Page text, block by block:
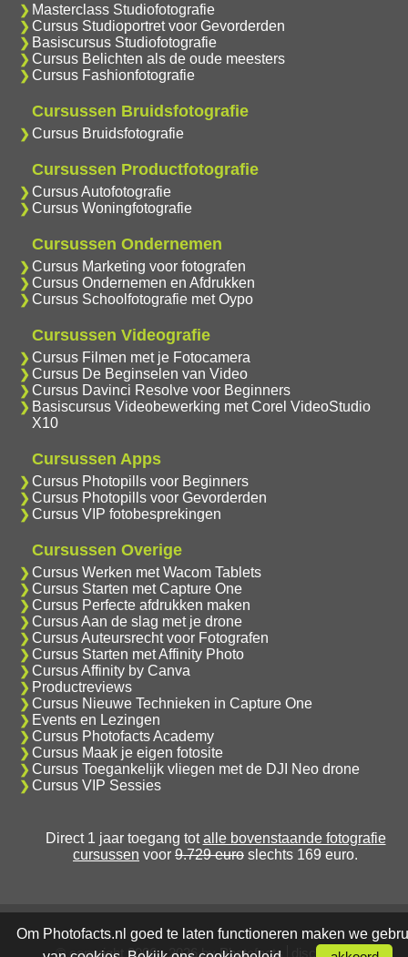
Masterclass Studiofotografie
Cursus Studioportret voor Gevorderden
Basiscursus Studiofotografie
Cursus Belichten als de oude meesters
Cursus Fashionfotografie
Cursussen Bruidsfotografie
Cursus Bruidsfotografie
Cursussen Productfotografie
Cursus Autofotografie
Cursus Woningfotografie
Cursussen Ondernemen
Cursus Marketing voor fotografen
Cursus Ondernemen en Afdrukken
Cursus Schoolfotografie met Oypo
Cursussen Videografie
Cursus Filmen met je Fotocamera
Cursus De Beginselen van Video
Cursus Davinci Resolve voor Beginners
Basiscursus Videobewerking met Corel VideoStudio
X10
Cursussen Apps
Cursus Photopills voor Beginners
Cursus Photopills voor Gevorderden
Cursus VIP fotobesprekingen
Cursussen Overige
Cursus Werken met Wacom Tablets
Cursus Starten met Capture One
Cursus Perfecte afdrukken maken
Cursus Aan de slag met je drone
Cursus Auteursrecht voor Fotografen
Cursus Starten met Affinity Photo
Cursus Affinity by Canva
Productreviews
Cursus Nieuwe Technieken in Capture One
Events en Lezingen
Cursus Photofacts Academy
Cursus Maak je eigen fotosite
Cursus Toegankelijk vliegen met de DJI Neo drone
Cursus VIP Sessies
Direct 1 jaar toegang totalle bovenstaande fotografie
cursussen voor 9.729 euro slechts 169 euro.
© copyright 2006 - 2026 by Photofacts disclaimer
Om Photofacts.nl goed te laten functioneren maken we